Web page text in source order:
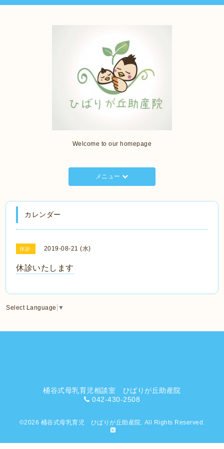
Welcome to our homepage
メニュー
カレンダー
休診 2019-08-21 (水)
休診いたします
Select Language ▼
桶谷式母乳育児相談室 ひばりが丘助産院
042-430-2508
©2026 桶谷式母乳育児 ひばりが丘助産院. All Rights Reserved.